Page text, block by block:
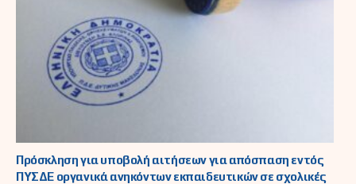
Πρόσκληση για υποβολή αιτήσεων για απόσπαση εντός
ΠΥΣΔΕ οργανικά ανηκόντων εκπαιδευτικών σε σχολικές